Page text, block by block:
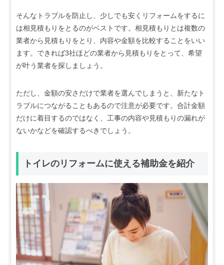
そんなトラブルを防止し、少しでも安くリフォームをするに
は相見積もりをとるのがベストです。相見積もりとは複数の
業者から見積もりをとり、内容や金額を比較することをいい
ます。できれば3社ほどの業者から見積もりをとって、希望
が叶う業者を探しましょう。
ただし、金額の安さだけで業者を選んでしまうと、新たなト
ラブルにつながることもあるので注意が必要です。合計金額
だけに着目するのではなく、工事の内容や見積もりの漏れが
ないかなどを確認するべきでしょう。
トイレのリフォームに使える補助金を紹介